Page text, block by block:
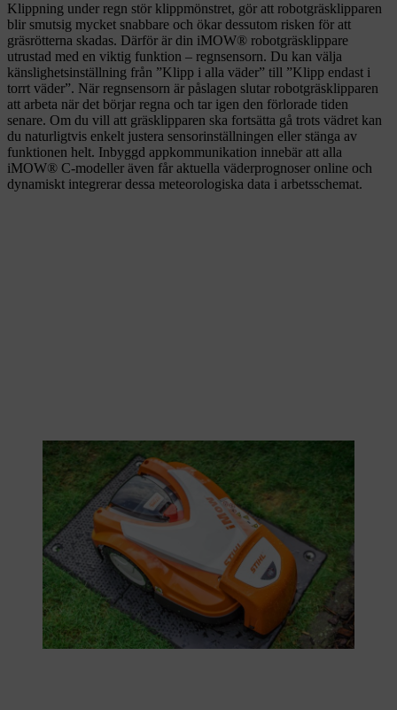
Klippning under regn stör klippmönstret, gör att robotgräsklipparen
blir smutsig mycket snabbare och ökar dessutom risken för att
gräsrötterna skadas. Därför är din iMOW® robotgräsklippare
utrustad med en viktig funktion – regnsensorn. Du kan välja
känslighetsinställning från ”Klipp i alla väder” till ”Klipp endast i
torrt väder”. När regnsensorn är påslagen slutar robotgräsklipparen
att arbeta när det börjar regna och tar igen den förlorade tiden
senare. Om du vill att gräsklipparen ska fortsätta gå trots vädret kan
du naturligtvis enkelt justera sensorinställningen eller stänga av
funktionen helt. Inbyggd appkommunikation innebär att alla
iMOW® C-modeller även får aktuella väderprognoser online och
dynamiskt integrerar dessa meteorologiska data i arbetsschemat.